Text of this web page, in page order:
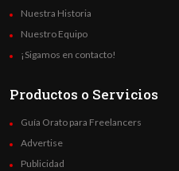
Nuestra Historia
Nuestro Equipo
¡Sigamos en contacto!
Productos o Servicios
Guía Orato para Freelancers
Advertise
Publicidad